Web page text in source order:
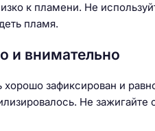
к пламени. Не
пламя.
и внимательно
хорошо зафиксирован и
Не